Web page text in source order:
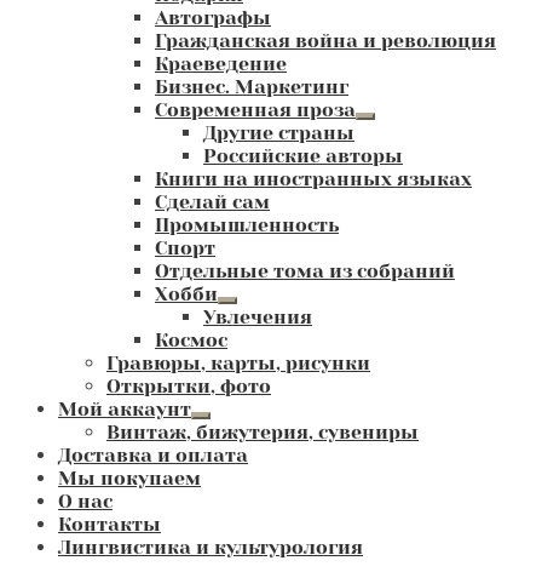
Автографы
Гражданская война и революция
Краеведение
Бизнес. Маркетинг
Современная проза
Развернутое
меню
Другие страны
Российские авторы
Книги на иностранных языках
Сделай сам
Промышленность
Спорт
Отдельные тома из собраний
Хобби
Развернутое
вложенное
меню
Увлечения
Космос
Гравюры, карты, рисунки
Открытки, фото
Мой аккаунт
Развернутое
вложенное
меню
Винтаж, бижутерия, сувениры
Доставка и оплата
Мы покупаем
О нас
Контакты
Лингвистика и культурология